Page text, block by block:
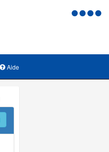
Menu
Aide